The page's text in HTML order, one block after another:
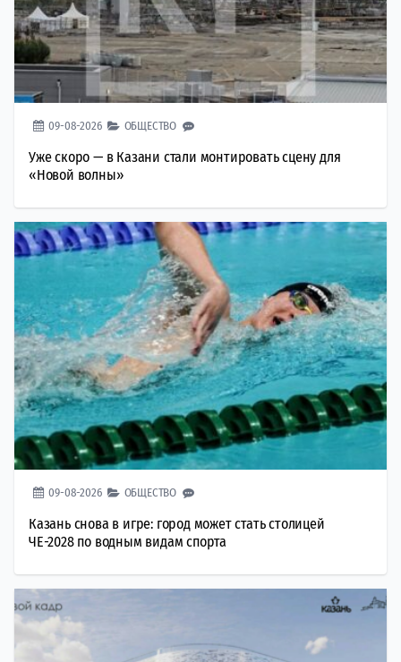
09-08-2026 ОБЩЕСТВО
Уже скоро — в Казани стали монтировать сцену для
«Новой волны»
09-08-2026 ОБЩЕСТВО
Казань снова в игре: город может стать столицей
ЧЕ-2028 по водным видам спорта